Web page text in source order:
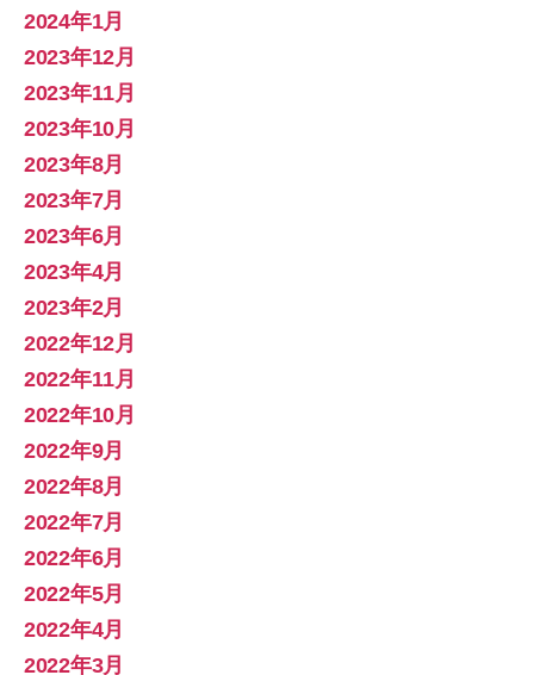
2024年1月
2023年12月
2023年11月
2023年10月
2023年8月
2023年7月
2023年6月
2023年4月
2023年2月
2022年12月
2022年11月
2022年10月
2022年9月
2022年8月
2022年7月
2022年6月
2022年5月
2022年4月
2022年3月